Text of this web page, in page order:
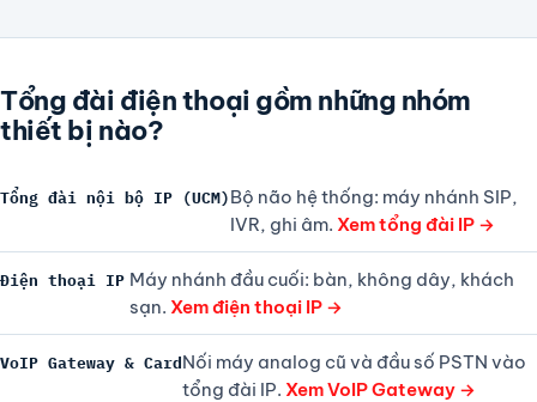
Tổng đài điện thoại gồm những nhóm
thiết bị nào?
Tổng đài nội bộ IP (UCM)Bộ não hệ thống: máy nhánh SIP,
IVR, ghi âm. Xem tổng đài IP →
Điện thoại IP Máy nhánh đầu cuối: bàn, không dây, khách
sạn. Xem điện thoại IP →
VoIP Gateway & CardNối máy analog cũ và đầu số PSTN vào
tổng đài IP. Xem VoIP Gateway →